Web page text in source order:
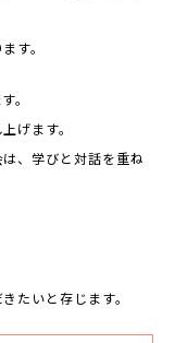
す。
。
げます。
、学びと対話を重ね
たいと存じます。